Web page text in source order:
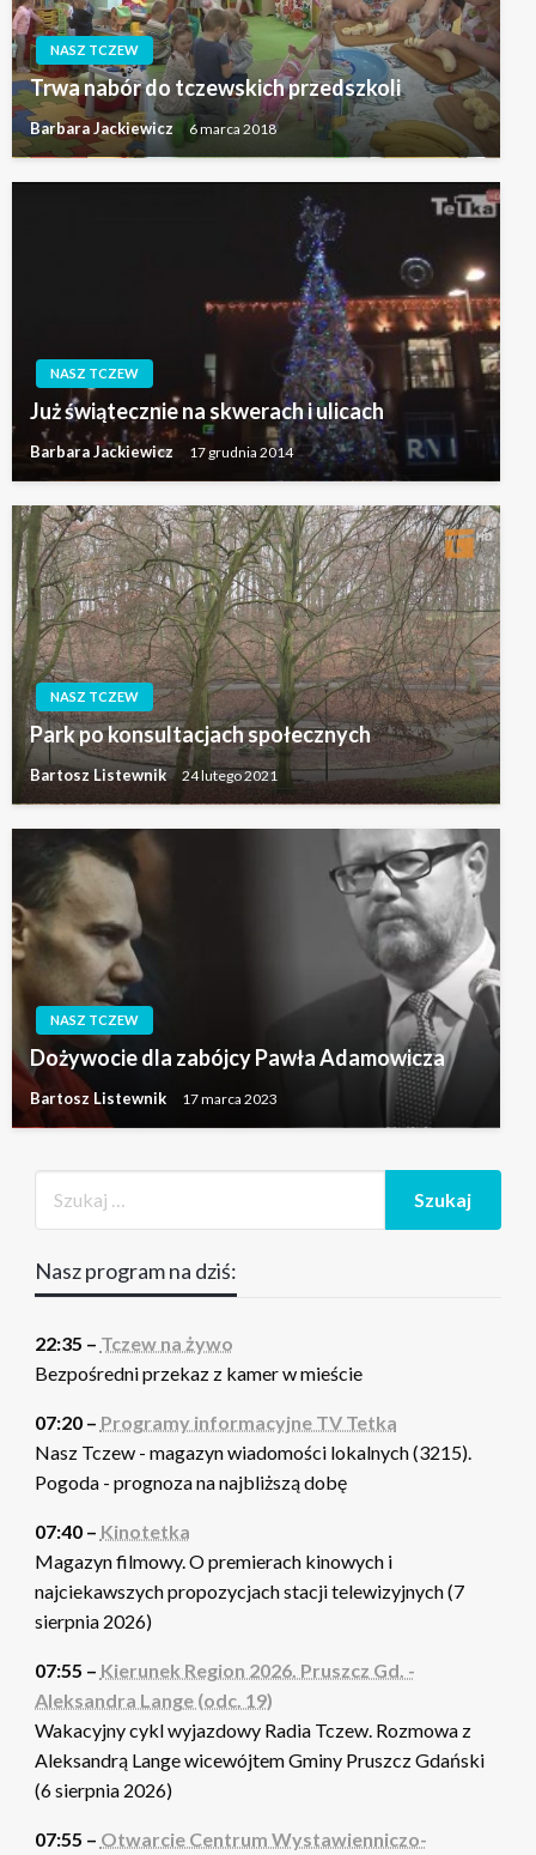
NASZ TCZEW
Trwa nabór do tczewskich przedszkoli
Barbara Jackiewicz 6 marca 2018
NASZ TCZEW
Już świątecznie na skwerach i ulicach
Barbara Jackiewicz 17 grudnia 2014
NASZ TCZEW
Park po konsultacjach społecznych
Bartosz Listewnik 24 lutego 2021
NASZ TCZEW
Dożywocie dla zabójcy Pawła Adamowicza
Bartosz Listewnik 17 marca 2023
Nasz program na dziś:
22:35 – Tczew na żywo
Bezpośredni przekaz z kamer w mieście
07:20 – Programy informacyjne TV Tetka
Nasz Tczew - magazyn wiadomości lokalnych (3215).
Pogoda - prognoza na najbliższą dobę
07:40 – Kinotetka
Magazyn filmowy. O premierach kinowych i
najciekawszych propozycjach stacji telewizyjnych (7
sierpnia 2026)
07:55 – Kierunek Region 2026. Pruszcz Gd. -
Aleksandra Lange (odc. 19)
Wakacyjny cykl wyjazdowy Radia Tczew. Rozmowa z
Aleksandrą Lange wicewójtem Gminy Pruszcz Gdański
(6 sierpnia 2026)
07:55 – Otwarcie Centrum Wystawienniczo-